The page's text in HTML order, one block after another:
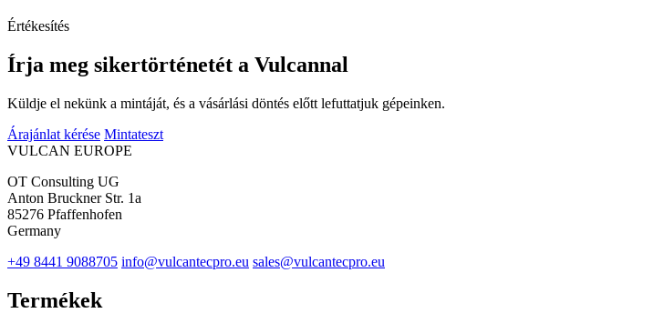
Értékesítés
Írja meg sikertörténetét a Vulcannal
Küldje el nekünk a mintáját, és a vásárlási döntés előtt lefuttatjuk gépeinken.
Árajánlat kérése Mintateszt
VULCAN EUROPE
OT Consulting UG
Anton Bruckner Str. 1a
85276 Pfaffenhofen
Germany
+49 8441 9088705 info@vulcantecpro.eu sales@vulcantecpro.eu
Termékek